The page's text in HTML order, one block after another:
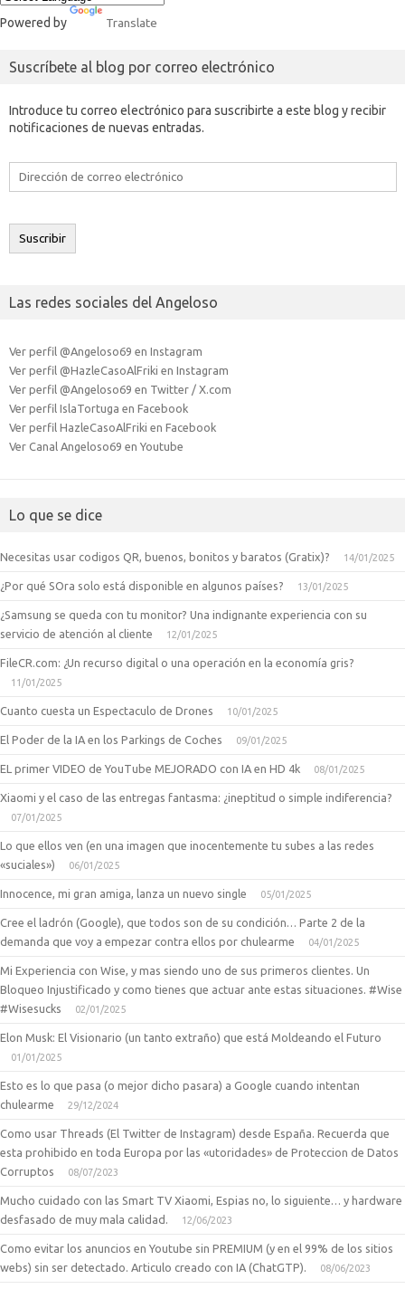
Powered by Translate
Suscríbete al blog por correo electrónico
Introduce tu correo electrónico para suscribirte a este blog y recibir
notificaciones de nuevas entradas.
Dirección
electrónico
Suscribir
Las redes sociales del Angeloso
Ver perfil @Angeloso69 en Instagram
Ver perfil @HazleCasoAlFriki en Instagram
Ver perfil @Angeloso69 en Twitter / X.com
Ver perfil IslaTortuga en Facebook
Ver perfil HazleCasoAlFriki en Facebook
Ver Canal Angeloso69 en Youtube
Lo que se dice
Necesitas usar codigos QR, buenos, bonitos y baratos (Gratix)? 14/01/2025
¿Por qué SOra solo está disponible en algunos países? 13/01/2025
¿Samsung se queda con tu monitor? Una indignante experiencia con su
servicio de atención al cliente
12/01/2025
FileCR.com: ¿Un recurso digital o una operación en la economía gris?
11/01/2025
Cuanto cuesta un Espectaculo de Drones 10/01/2025
El Poder de la IA en los Parkings de Coches 09/01/2025
EL primer VIDEO de YouTube MEJORADO con IA en HD 4k 08/01/2025
Xiaomi y el caso de las entregas fantasma: ¿ineptitud o simple indiferencia?
07/01/2025
Lo que ellos ven (en una imagen que inocentemente tu subes a las redes
«suciales»)
06/01/2025
Innocence, mi gran amiga, lanza un nuevo single 05/01/2025
Cree el ladrón (Google), que todos son de su condición… Parte 2 de la
demanda que voy a empezar contra ellos por chulearme
04/01/2025
Mi Experiencia con Wise, y mas siendo uno de sus primeros clientes. Un
Bloqueo Injustificado y como tienes que actuar ante estas situaciones. #Wise
#Wisesucks
02/01/2025
Elon Musk: El Visionario (un tanto extraño) que está Moldeando el Futuro
01/01/2025
Esto es lo que pasa (o mejor dicho pasara) a Google cuando intentan
chulearme
29/12/2024
Como usar Threads (El Twitter de Instagram) desde España. Recuerda que
esta prohibido en toda Europa por las «utoridades» de Proteccion de Datos
Corruptos
08/07/2023
Mucho cuidado con las Smart TV Xiaomi, Espias no, lo siguiente… y hardware
desfasado de muy mala calidad.
12/06/2023
Como evitar los anuncios en Youtube sin PREMIUM (y en el 99% de los sitios
webs) sin ser detectado. Articulo creado con IA (ChatGTP).
08/06/2023